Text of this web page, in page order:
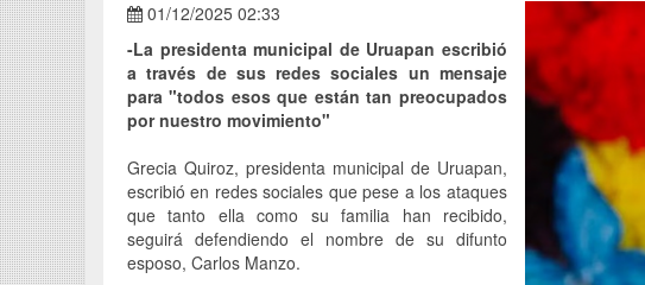
01/12/2025 02:33
-La presidenta municipal de Uruapan escribió
a través de sus redes sociales un mensaje
para "todos esos que están tan preocupados
por nuestro movimiento"
Grecia Quiroz, presidenta municipal de Uruapan,
escribió en redes sociales que pese a los ataques
que tanto ella como su familia han recibido,
seguirá defendiendo el nombre de su difunto
esposo, Carlos Manzo.